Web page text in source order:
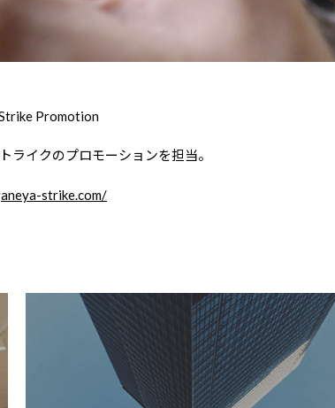
Promotion
ライクのプロモーションを担当。
strike.com/